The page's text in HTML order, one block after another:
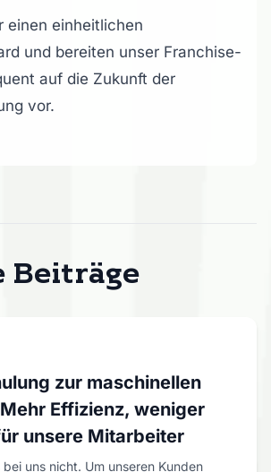
einen einheitlichen
und bereiten unser Franchise-
auf die Zukunft der
vor.
Beiträge
zur maschinellen
Effizienz, weniger
unsere Mitarbeiter
uns nicht. Um unseren Kunden